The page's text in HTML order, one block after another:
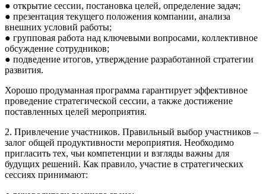
● открытие сессии, постановка целей, определение задач;
● презентация текущего положения компании, анализа
внешних условий работы;
● групповая работа над ключевыми вопросами, коллективное
обсуждение сотрудников;
● подведение итогов, утверждение разработанной стратегии
развития.
Хорошо продуманная программа гарантирует эффективное
проведение стратегической сессии, а также достижение
поставленных целей мероприятия.
2. Привлечение участников. Правильный выбор участников –
залог общей продуктивности мероприятия. Необходимо
пригласить тех, чьи компетенции и взгляды важны для
будущих решений. Как правило, участие в стратегических
сессиях принимают: